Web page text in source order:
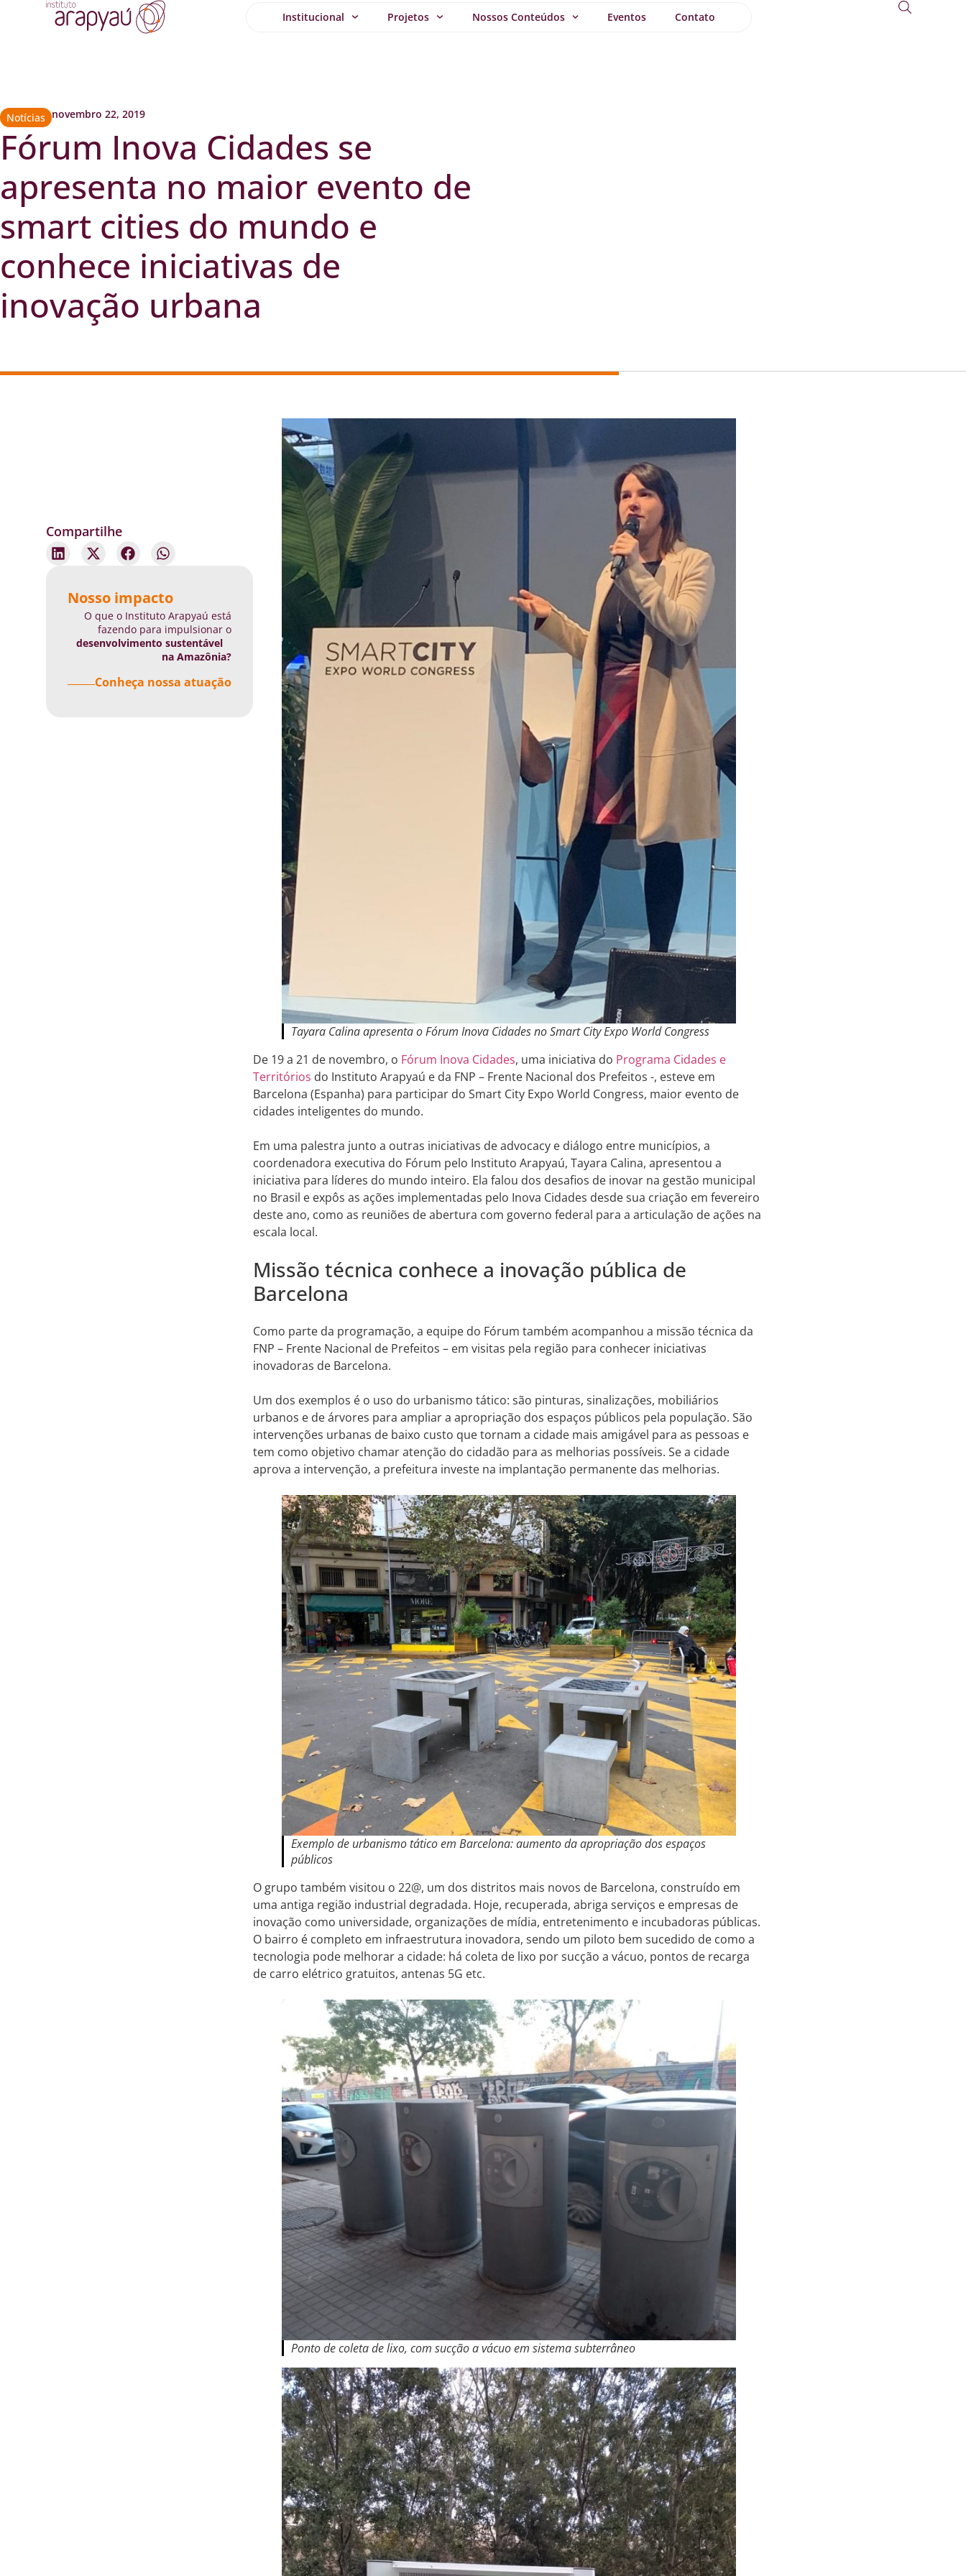
Institucional Projetos Nossos Conteúdos Eventos Contato
Notícias novembro 22, 2019
Fórum Inova Cidades se
apresenta no maior evento de
smart cities do mundo e
conhece iniciativas de
inovação urbana
Compartilhe
Nosso impacto
O que o Instituto Arapyaú está
fazendo para impulsionar o
desenvolvimento sustentável
na Amazônia?
Conheça nossa atuação
Tayara Calina apresenta o Fórum Inova Cidades no Smart City Expo World Congress
De 19 a 21 de novembro, o Fórum Inova Cidades, uma iniciativa do Programa Cidades e
Territórios do Instituto Arapyaú e da FNP – Frente Nacional dos Prefeitos -, esteve em
Barcelona (Espanha) para participar do Smart City Expo World Congress, maior evento de
cidades inteligentes do mundo.
Em uma palestra junto a outras iniciativas de advocacy e diálogo entre municípios, a
coordenadora executiva do Fórum pelo Instituto Arapyaú, Tayara Calina, apresentou a
iniciativa para líderes do mundo inteiro. Ela falou dos desafios de inovar na gestão municipal
no Brasil e expôs as ações implementadas pelo Inova Cidades desde sua criação em fevereiro
deste ano, como as reuniões de abertura com governo federal para a articulação de ações na
escala local.
Missão técnica conhece a inovação pública de
Barcelona
Como parte da programação, a equipe do Fórum também acompanhou a missão técnica da
FNP – Frente Nacional de Prefeitos – em visitas pela região para conhecer iniciativas
inovadoras de Barcelona.
Um dos exemplos é o uso do urbanismo tático: são pinturas, sinalizações, mobiliários
urbanos e de árvores para ampliar a apropriação dos espaços públicos pela população. São
intervenções urbanas de baixo custo que tornam a cidade mais amigável para as pessoas e
tem como objetivo chamar atenção do cidadão para as melhorias possíveis. Se a cidade
aprova a intervenção, a prefeitura investe na implantação permanente das melhorias.
Exemplo de urbanismo tático em Barcelona: aumento da apropriação dos espaços
públicos
O grupo também visitou o 22@, um dos distritos mais novos de Barcelona, construído em
uma antiga região industrial degradada. Hoje, recuperada, abriga serviços e empresas de
inovação como universidade, organizações de mídia, entretenimento e incubadoras públicas.
O bairro é completo em infraestrutura inovadora, sendo um piloto bem sucedido de como a
tecnologia pode melhorar a cidade: há coleta de lixo por sucção a vácuo, pontos de recarga
de carro elétrico gratuitos, antenas 5G etc.
Ponto de coleta de lixo, com sucção a vácuo em sistema subterrâneo